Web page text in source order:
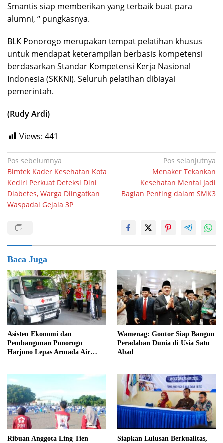
Smantis siap memberikan yang terbaik buat para
alumni, “ pungkasnya.
BLK Ponorogo merupakan tempat pelatihan khusus
untuk mendapat keterampilan berbasis kompetensi
berdasarkan Standar Kompetensi Kerja Nasional
Indonesia (SKKNI). Seluruh pelatihan dibiayai
pemerintah.
(Rudy Ardi)
Views: 441
Navigasi
pos
Pos sebelumnya
Bimtek Kader Kesehatan Kota
Kediri Perkuat Deteksi Dini
Diabetes, Warga Diingatkan
Waspadai Gejala 3P
Pos selanjutnya
Menaker Tekankan
Kesehatan Mental Jadi
Bagian Penting dalam SMK3
Baca Juga
Asisten Ekonomi dan
Pembangunan Ponorogo
Harjono Lepas Armada Air
Wamenag: Gontor Siap Bangun
Peradaban Dunia di Usia Satu
Abad
Ribuan Anggota Ling Tien
Siapkan Lulusan Berkualitas,